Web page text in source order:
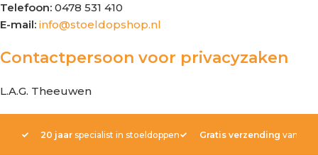
Telefoon: 0478 531 410
E-mail: info@stoeldopshop.nl
Contactpersoon voor privacyzaken
L.A.G. Theeuwen
20 jaar specialist in stoeldoppen Gratis verzending vanaf €